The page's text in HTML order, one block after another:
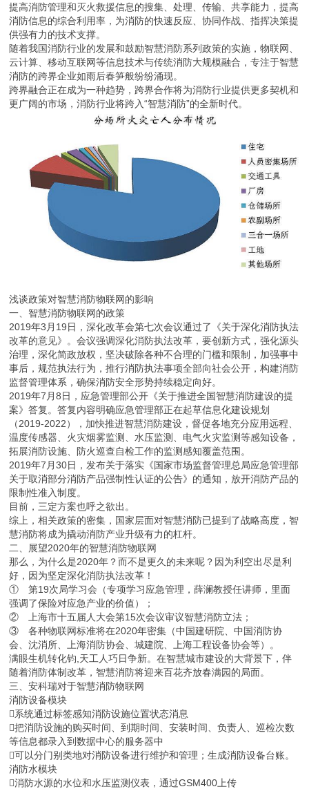
提高消防管理和灭火救援信息的搜集、处理、传输、共享能力，提高
消防信息的综合利用率，为消防的快速反应、协同作战、指挥决策提
供强有力的技术支撑。
随着我国消防行业的发展和鼓励智慧消防系列政策的实施，物联网、
云计算、移动互联网等信息技术与传统消防大规模融合，专注于智慧
消防的跨界企业如雨后春笋般纷纷涌现。
跨界融合正在成为一种趋势，跨界合作将为消防行业提供更多契机和
更广阔的市场，消防行业将跨入“智慧消防”的全新时代。
浅谈政策对智慧消防物联网的影响
一、智慧消防物联网的政策
2019年3月19日，深化改革会第七次会议通过了《关于深化消防执法
改革的意见》。会议强调深化消防执法改革，要创新方式，强化源头
治理，深化简政放权，坚决破除各种不合理的门槛和限制，加强事中
事后，规范执法行为，推行消防执法事项全部向社会公开，构建消防
监督管理体系，确保消防安全形势持续稳定向好。
2019年7月8日，应急管理部公开《关于推进全国智慧消防建设的提
案》答复。答复内容明确应急管理部正在起草信息化建设规划
（2019-2022），加快推进智慧消防建设，督促各地充分应用远程、
温度传感器、火灾烟雾监测、水压监测、电气火灾监测等感知设备，
拓展消防设施、防火巡查自检工作的监测感知覆盖范围。
2019年7月30日，发布关于落实《国家市场监督管理总局应急管理部
关于取消部分消防产品强制性认证的公告》的通知，放开消防产品的
限制性准入制度。
目前，三定方案也呼之欲出。
综上，相关政策的密集，国家层面对智慧消防已提到了战略高度，智
慧消防将成为撬动消防产业升级有力的杠杆。
二、展望2020年的智慧消防物联网
那么，为什么是2020年？而不是更久的未来呢？因为利空出尽是利
好，因为坚定深化消防执法改革！
① 第19次局学习会（专项学习应急管理，薛澜教授任讲师，里面
强调了保险对应急产业的价值）；
② 上海市十五届人大会第15次会议审议智慧消防立法；
③ 各种物联网标准将在2020年密集（中国建研院、中国消防协
会、沈消所、上海消防协会、城建院、上海工程设备协会等）。
满眼生机转化钧,天工人巧日争新。在智慧城市建设的大背景下，伴
随着消防体制改革，智慧消防将迎来百花齐放春满园的局面。
三、安科瑞对于智慧消防物联网
消防设备模块
系统通过标签感知消防设施位置状态消息
把消防设施的购买时间、到期时间、安装时间、负责人、巡检次数
等信息都录入到数据中心的服务器中
可以分门别类地对消防设备进行维护和管理；生成消防设备台账。
消防水模块
消防水源的水位和水压监测仪表，通过GSM400上传